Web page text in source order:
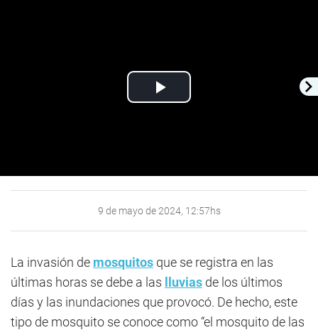
Play
9 de mayo de 2024, 12:57hs
La invasión de mosquitos que se registra en las
últimas horas se debe a las
lluvias de los últimos
días y las inundaciones que provocó. De hecho, este
tipo de mosquito se conoce como “el mosquito de las